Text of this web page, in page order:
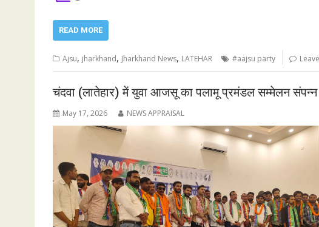
READ MORE
Ajsu, jharkhand, Jharkhand News, LATEHAR #aajsu party
चंदवा (लातेहार) में युवा आजसू का पलामू प्रमंडल सम्मेलन संपन्न
May 17, 2026 NEWS APPRAISAL